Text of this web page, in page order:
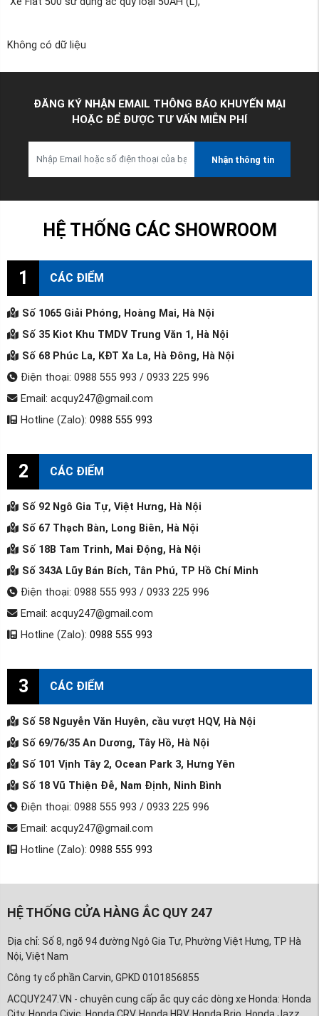
Không có dữ liệu
ĐĂNG KÝ NHẬN EMAIL THÔNG BÁO KHUYẾN MẠI
HOẶC ĐỂ ĐƯỢC TƯ VẤN MIỄN PHÍ
Nhận thông tin
HỆ THỐNG CÁC SHOWROOM
1 CÁC ĐIỂM
Số 1065 Giải Phóng, Hoàng Mai, Hà Nội
Số 35 Kiot Khu TMDV Trung Văn 1, Hà Nội
Số 68 Phúc La, KĐT Xa La, Hà Đông, Hà Nội
Điện thoại: 0988 555 993 / 0933 225 996
Email: acquy247@gmail.com
Hotline (Zalo): 0988 555 993
2 CÁC ĐIỂM
Số 92 Ngô Gia Tự, Việt Hưng, Hà Nội
Số 67 Thạch Bàn, Long Biên, Hà Nội
Số 18B Tam Trinh, Mai Động, Hà Nội
Số 343A Lũy Bán Bích, Tân Phú, TP Hồ Chí Minh
Điện thoại: 0988 555 993 / 0933 225 996
Email: acquy247@gmail.com
Hotline (Zalo): 0988 555 993
3 CÁC ĐIỂM
Số 58 Nguyễn Văn Huyên, cầu vượt HQV, Hà Nội
Số 69/76/35 An Dương, Tây Hồ, Hà Nội
Số 101 Vịnh Tây 2, Ocean Park 3, Hưng Yên
Số 18 Vũ Thiện Đễ, Nam Định, Ninh Bình
Điện thoại: 0988 555 993 / 0933 225 996
Email: acquy247@gmail.com
Hotline (Zalo): 0988 555 993
HỆ THỐNG CỬA HÀNG ẮC QUY 247
Địa chỉ: Số 8, ngõ 94 đường Ngô Gia Tự, Phường Việt Hưng, TP Hà
Nội, Việt Nam
Công ty cổ phần Carvin, GPKD 0101856855
ACQUY247.VN - chuyên cung cấp ắc quy các dòng xe Honda: Honda